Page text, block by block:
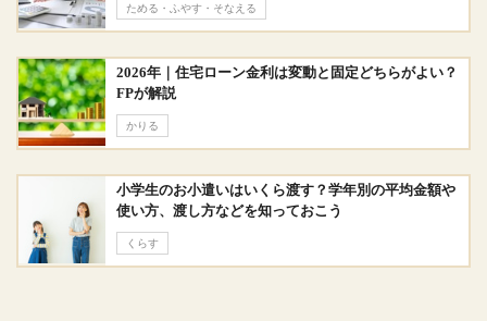
ためる・ふやす・そなえる
2026年｜住宅ローン金利は変動と固定どちらがよい？
FPが解説
かりる
小学生のお小遣いはいくら渡す？学年別の平均金額や
使い方、渡し方などを知っておこう
くらす